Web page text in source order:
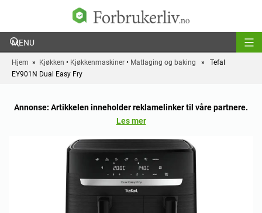
Hjem » Kjøkken • Kjøkkenmaskiner • Matlaging og baking » Tefal
EY901N Dual Easy Fry
Annonse: Artikkelen inneholder reklamelinker til våre partnere.
Les mer